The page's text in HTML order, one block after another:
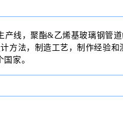
产线，聚酯&乙烯基玻璃钢管
法，制造工艺，制作经验
家。